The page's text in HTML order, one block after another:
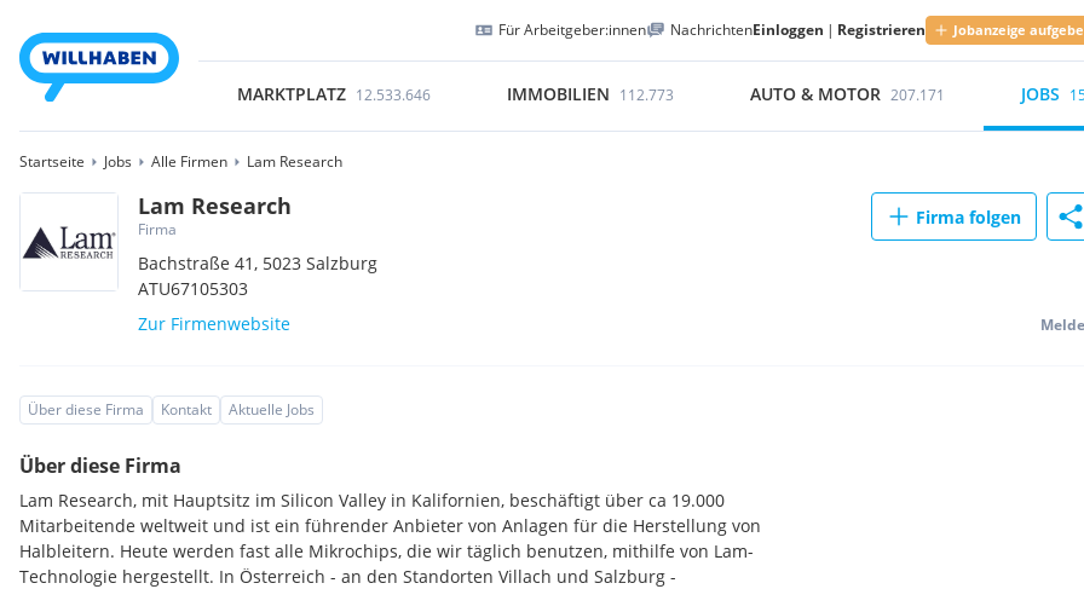
Für Arbeitgeber:innen NachrichtenEinloggen | Registrieren Jobanzeige
MARKTPLATZ 12.533.646 IMMOBILIEN 112.773 AUTO & MOTOR 207.171 JOBS
Startseite Jobs Alle Firmen Lam Research
Lam Research
Firma
Bachstraße 41, 5023Salzburg
ATU67105303
Zur Firmenwebsite
Firma folgen
Über diese Firma Kontakt Aktuelle Jobs
Über diese Firma
Lam Research, mit Hauptsitz im Silicon Valley in Kalifornien, beschäftigt über ca 19.000
Mitarbeitende weltweit und ist ein führender Anbieter von Anlagen für die Herstellung von
Halbleitern. Heute werden fast alle Mikrochips, die wir täglich benutzen, mithilfe von Lam-
Technologie hergestellt. In Österreich - an den Standorten Villach und Salzburg -